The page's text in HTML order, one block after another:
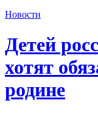
Новости
Детей
хотят
родине